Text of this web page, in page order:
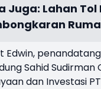
Juga: Lahan Tol
Edwin,
Sahid
dan Investasi